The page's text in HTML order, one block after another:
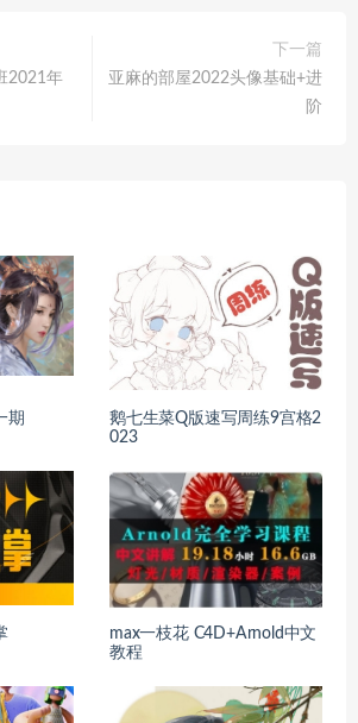
2021年
下一篇
亚麻的部屋2022头像基础+进
阶
期
鹅七生菜Q版速写周练9宫格2
023
max一枝花 C4D+Arnold中文
教程